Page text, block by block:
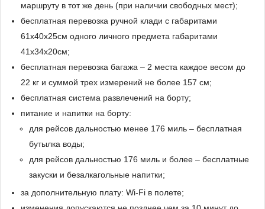
маршруту в тот же день (при наличии свободных мест);
бесплатная перевозка ручной клади с габаритами
61x40x25см одного личного предмета габаритами
41x34х20см;
бесплатная перевозка багажа – 2 места каждое весом до
22 кг и суммой трех измерений не более 157 см;
бесплатная система развлечений на борту;
питание и напитки на борту:
для рейсов дальностью менее 176 миль – бесплатная
бутылка воды;
для рейсов дальностью 176 миль и более – бесплатные
закуски и безалкагольные напитки;
за дополнительную плату: Wi-Fi в полете;